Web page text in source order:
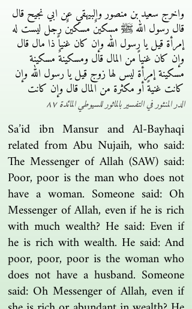
واخرج سعيد بن منصور والبيهقي عن ابي نجيح قال
قال رسول الله ﷺ مسكينٌ مسكينٌ رجل ليست له
إمرأة قيل يا رسول الله وإن كان غنياً ذا مال قال
وإن كان غنياً من المال قال ومسكينةٌ مسكينة
مسكينة إمرأة ليس لها زوج قيل يا رسول الله وإن
كانت غنيةً أو مكثرة من المال قال وإن كانت
الدر المنثور في التفسير بالماثور للسيوطي المائدة ٨٧
Sa’id ibn Mansur and Al-Bayhaqi
related from Abu Nujaih, who said:
The Messenger of Allah (SAW) said:
Poor, poor is the man who does not
have a woman. Someone said: Oh
Messenger of Allah, even if he is rich
with much wealth? He said: Even if
he is rich with wealth. He said: And
poor, poor, poor is the woman who
does not have a husband. Someone
said: Oh Messenger of Allah, even if